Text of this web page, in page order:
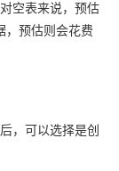
空表来说，预估
，预估则会花费
，可以选择是创